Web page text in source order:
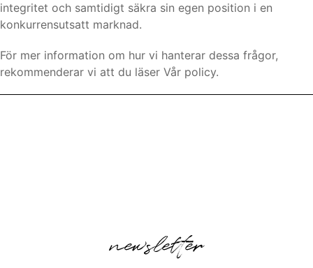
integritet och samtidigt säkra sin egen position i en
konkurrensutsatt marknad.
För mer information om hur vi hanterar dessa frågor,
rekommenderar vi att du läser Vår policy.
newsletter